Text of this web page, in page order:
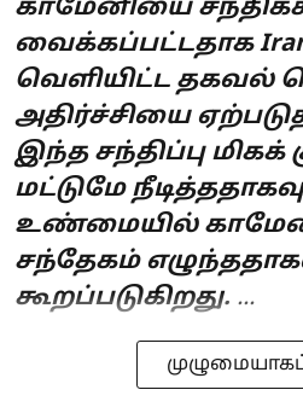
காமேனியை
வைக்கப்பட்டதாக Iran
வெளியிட்ட தகவல்
அதிர்ச்சியை
இந்த சந்திப்பு மிகக்
மட்டுமே
உண்மையில்
சந்தேகம்
கூறப்படுகிறது. ...